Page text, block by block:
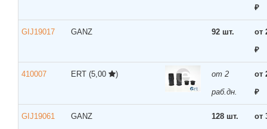
₽
GIJ19017 GANZ 92 шт.
от
₽
410007 ERT (5,00 )
от 2
раб.дн.
от
₽
GIJ19061 GANZ 128 шт.
от